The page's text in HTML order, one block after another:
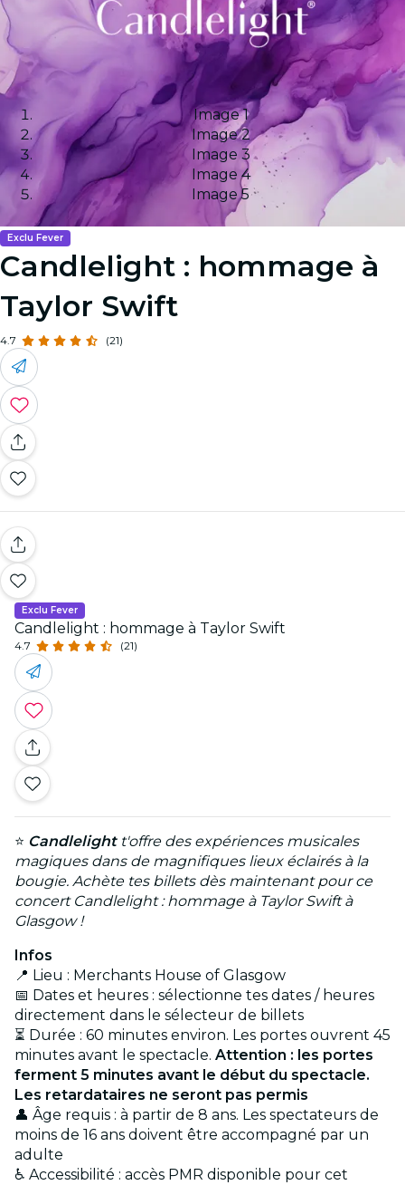
Image 1
Image 2
Image 3
Image 4
Image 5
Exclu Fever
Candlelight : hommage à
Taylor Swift
4.7 (21)
Exclu Fever
Candlelight : hommage à Taylor Swift
4.7 (21)
⭐ Candlelightt'offre des expériences musicales
magiques dans de magnifiques lieux éclairés à la
bougie. Achète tes billets dès maintenant pour ce
concert Candlelight : hommage à Taylor Swift à
Glasgow !
Infos
📍 Lieu : Merchants House of Glasgow
📅 Dates et heures : sélectionne tes dates / heures
directement dans le sélecteur de billets
⏳ Durée : 60 minutes environ. Les portes ouvrent 45
minutes avant le spectacle. Attention : les portes
ferment 5 minutes avant le début du spectacle.
Les retardataires ne seront pas permis
👤 Âge requis : à partir de 8 ans. Les spectateurs de
moins de 16 ans doivent être accompagné par un
adulte
♿ Accessibilité : accès PMR disponible pour cet